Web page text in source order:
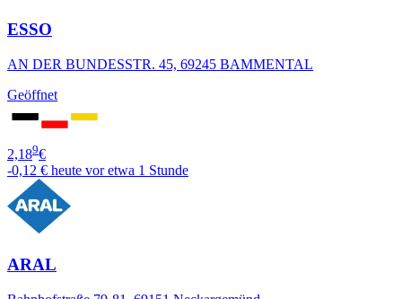
ESSO
AN DER BUNDESSTR. 45, 69245 BAMMENTAL
Geöffnet
2,189€
-0,12 € heute vor etwa 1 Stunde
ARAL